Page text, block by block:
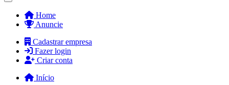
Home
Anuncie
Cadastrar empresa
Fazer login
Criar conta
Início